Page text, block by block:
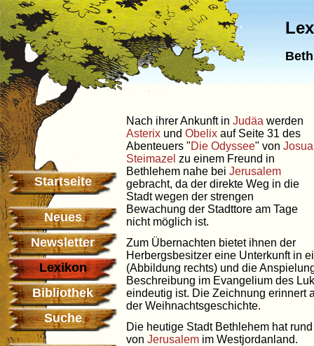
Startseite
Neues
Newsletter
Lexikon
Bibliothek
Suche
Nach ihrer Ankunft in Judäa werden
Asterix und Obelix auf Seite 31 des
Abenteuers "Die Odyssee" von Josua
Steimazel zu einem Freund in
Bethlehem nahe bei Jerusalem
gebracht, da der direkte Weg in die
Stadt wegen der strengen
Bewachung der Stadttore am Tage
nicht möglich ist.
Zum Übernachten bietet ihnen der
Herbergsbesitzer eine Unterkunft in
(Abbildung rechts) und die
Beschreibung im Evangelium des
eindeutig ist. Die Zeichnung erinnert
der Weihnachtsgeschichte.
Die heutige Stadt Bethlehem hat
von Jerusalem im Westjordanland.